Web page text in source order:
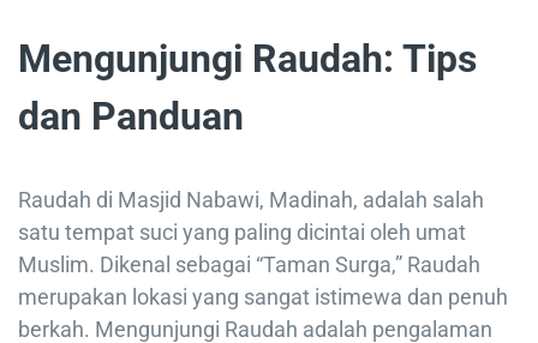
Mengunjungi Raudah: Tips
dan Panduan
Raudah di Masjid Nabawi, Madinah, adalah salah
satu tempat suci yang paling dicintai oleh umat
Muslim. Dikenal sebagai “Taman Surga,” Raudah
merupakan lokasi yang sangat istimewa dan penuh
berkah. Mengunjungi Raudah adalah pengalaman